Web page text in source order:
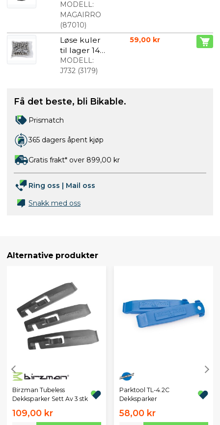
elektrisk
Sykkelpum
pe
MODELL:
MAGAIRRO
(87010)
Løse kuler
til lager 144
stk
MODELL:
J732(3179)
59,00 kr
Få det beste, bli Bikable.
Prismatch
365 dagers åpent kjøp
Gratis frakt* over 899,00 kr
Ring oss | Mail oss
Snakk med oss
Alternative produkter
Birzman Tubeless
Dekksparker Sett Av 3 stk
109,00 kr
Parktool TL-4.2C
Dekksparker
58,00 kr